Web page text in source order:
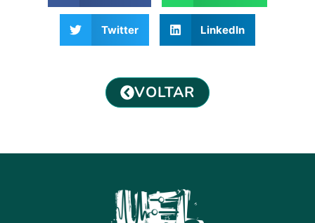
Twitter LinkedIn
VOLTAR